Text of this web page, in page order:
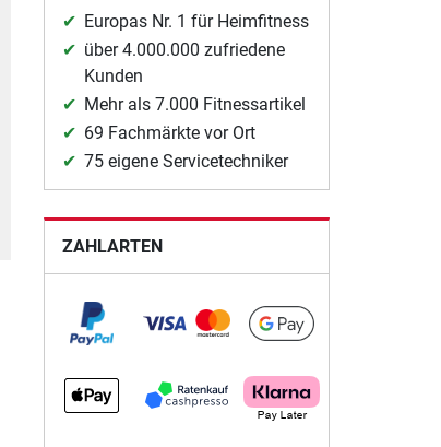
Europas Nr. 1 für Heimfitness
über 4.000.000 zufriedene
Kunden
Mehr als 7.000 Fitnessartikel
69 Fachmärkte vor Ort
75 eigene Servicetechniker
ZAHLARTEN